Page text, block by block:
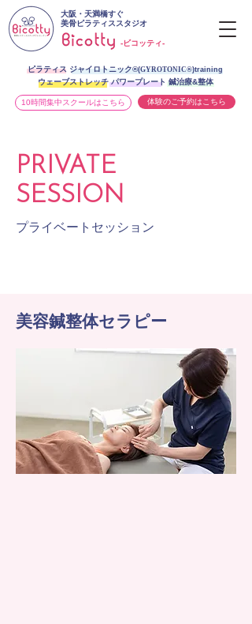
ピラティス ジャイロトニック®︎(GYROTONIC®)training
ウェーブストレッチ パワープレート 鍼治療&整体
10時間集中スクールはこちら 体験のご予約はこちら
大阪・天満橋すぐ
美骨ピラティススタジオ
-ビコッティ-
PRIVATE
SESSION
プライベートセッション
美容鍼整体セラピー